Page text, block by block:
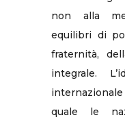
non alla
equilibri di
fraternità,
integrale.
quale le